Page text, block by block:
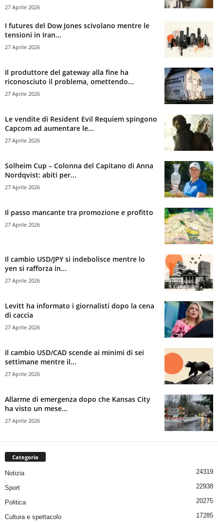
27 Aprile 2026
I futures del Dow Jones scivolano mentre le
tensioni in Iran...
27 Aprile 2026
Il produttore del gateway alla fine ha
riconosciuto il problema, omettendo...
27 Aprile 2026
Le vendite di Resident Evil Requiem spingono
Capcom ad aumentare le...
27 Aprile 2026
Solheim Cup – Colonna del Capitano di Anna
Nordqvist: abiti per...
27 Aprile 2026
Il passo mancante tra promozione e profitto
27 Aprile 2026
Il cambio USD/JPY si indebolisce mentre lo
yen si rafforza in...
27 Aprile 2026
Levitt ha informato i giornalisti dopo la cena
di caccia
27 Aprile 2026
Il cambio USD/CAD scende ai minimi di sei
settimane mentre il...
27 Aprile 2026
Allarme di emergenza dopo che Kansas City
ha visto un mese...
27 Aprile 2026
Categoria
Notizia 24319
Sport 22938
Politica 20275
Cultura e spettacolo 17285